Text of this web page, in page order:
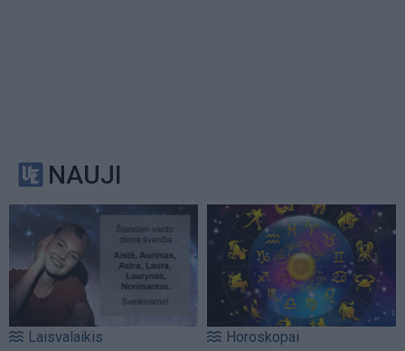
NAUJI
Laisvalaikis Horoskopai